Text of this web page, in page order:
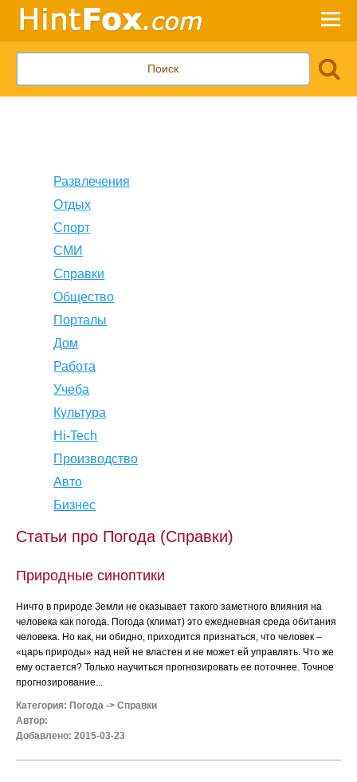
Развлечения
Отдых
Спорт
СМИ
Справки
Общество
Порталы
Дом
Работа
Учеба
Культура
Hi-Tech
Производство
Авто
Бизнес
Статьи про Погода (Справки)
Природные синоптики
Ничто в природе Земли не оказывает такого заметного влияния на
человека как погода. Погода (климат) это ежедневная среда обитания
человека. Но как, ни обидно, приходится признаться, что человек –
«царь природы» над ней не властен и не может ей управлять. Что же
ему остается? Только научиться прогнозировать ее поточнее. Точное
прогнозирование...
Категория: Погода -> Справки
Автор:
Добавлено: 2015-03-23